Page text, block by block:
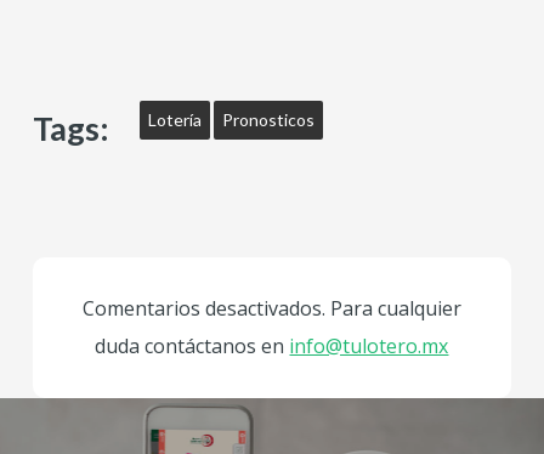
Tags: Lotería Pronosticos
Comentarios desactivados. Para cualquier
duda contáctanos en info@tulotero.mx